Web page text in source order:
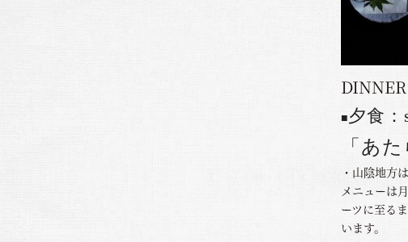
DINNER
■ 夕食：
「あ
・山陰地方
メニューは
ーツに至る
います。